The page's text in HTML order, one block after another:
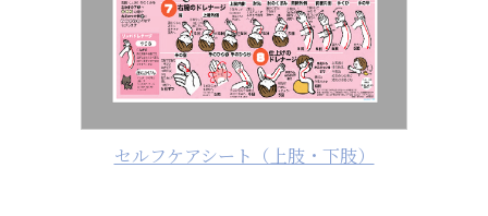
セルフケアシート（上肢・下肢）